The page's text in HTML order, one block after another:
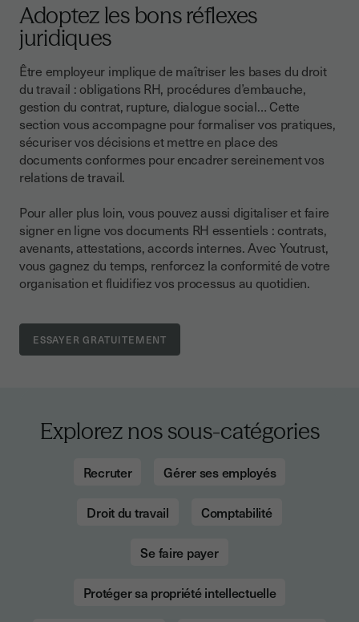
Adoptez les bons réflexes
juridiques
Être employeur implique de maîtriser les bases du droit
du travail : obligations RH, procédures d’embauche,
gestion du contrat, rupture, dialogue social… Cette
section vous accompagne pour formaliser vos pratiques,
sécuriser vos décisions et mettre en place des
documents conformes pour encadrer sereinement vos
relations de travail.
Pour aller plus loin, vous pouvez aussi digitaliser et faire
signer en ligne vos documents RH essentiels : contrats,
avenants, attestations, accords internes. Avec Youtrust,
vous gagnez du temps, renforcez la conformité de votre
organisation et fluidifiez vos processus au quotidien.
Explorez nos sous-catégories
Recruter Gérer ses employés
Droit du travail Comptabilité
Se faire payer
Protéger sa propriété intellectuelle